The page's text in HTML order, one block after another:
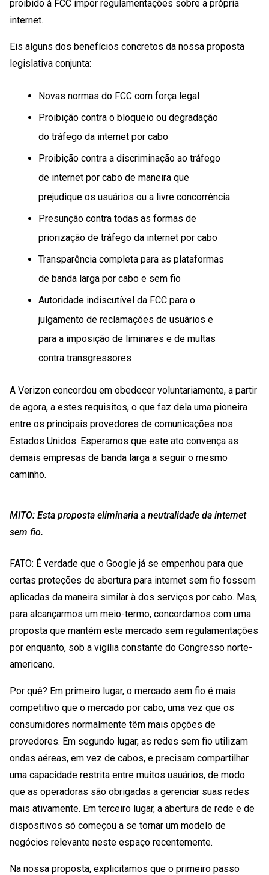
proibido à FCC impor regulamentações sobre a própria
internet.
Eis alguns dos benefícios concretos da nossa proposta
legislativa conjunta:
Novas normas do FCC com força legal
Proibição contra o bloqueio ou degradação
do tráfego da internet por cabo
Proibição contra a discriminação ao tráfego
de internet por cabo de maneira que
prejudique os usuários ou a livre concorrência
Presunção contra todas as formas de
priorização de tráfego da internet por cabo
Transparência completa para as plataformas
de banda larga por cabo e sem fio
Autoridade indiscutível da FCC para o
julgamento de reclamações de usuários e
para a imposição de liminares e de multas
contra transgressores
A Verizon concordou em obedecer voluntariamente, a partir
de agora, a estes requisitos, o que faz dela uma pioneira
entre os principais provedores de comunicações nos
Estados Unidos. Esperamos que este ato convença as
demais empresas de banda larga a seguir o mesmo
caminho.
MITO: Esta proposta eliminaria a neutralidade da internet
sem fio.
FATO: É verdade que o Google já se empenhou para que
certas proteções de abertura para internet sem fio fossem
aplicadas da maneira similar à dos serviços por cabo. Mas,
para alcançarmos um meio-termo, concordamos com uma
proposta que mantém este mercado sem regulamentações
por enquanto, sob a vigília constante do Congresso norte-
americano.
Por quê? Em primeiro lugar, o mercado sem fio é mais
competitivo que o mercado por cabo, uma vez que os
consumidores normalmente têm mais opções de
provedores. Em segundo lugar, as redes sem fio utilizam
ondas aéreas, em vez de cabos, e precisam compartilhar
uma capacidade restrita entre muitos usuários, de modo
que as operadoras são obrigadas a gerenciar suas redes
mais ativamente. Em terceiro lugar, a abertura de rede e de
dispositivos só começou a se tornar um modelo de
negócios relevante neste espaço recentemente.
Na nossa proposta, explicitamos que o primeiro passo